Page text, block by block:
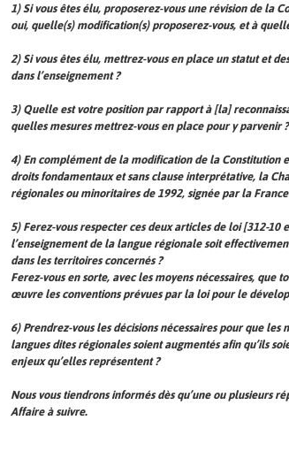
1) Si vous êtes élu, proposerez-vous une révision de la
oui, quelle(s) modification(s) proposerez-vous, et à
2) Si vous êtes élu, mettrez-vous en place un statut et
dans l’enseignement ?
3) Quelle est votre position par rapport à [la]
quelles mesures mettrez-vous en place pour y parvenir ?
4) En complément de la modification de la Constitution
droits fondamentaux et sans clause interprétative, la
régionales ou minoritaires de 1992, signée par la
5) Ferez-vous respecter ces deux articles de loi [312-10
l’enseignement de la langue régionale soit
dans les territoires concernés ?
Ferez-vous en sorte, avec les moyens nécessaires, que
œuvre les conventions prévues par la loi pour le
6) Prendrez-vous les décisions nécessaires pour que
langues dites régionales soient augmentés afin qu’ils
enjeux qu’elles représentent ?
Nous vous tiendrons informés dès qu’une ou plusieurs
Affaire à suivre.